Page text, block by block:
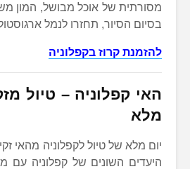
מסורתית של אוכל מבושל, המון
בסיום הסיור, תחזרו לנמל ארגוסטולי
להזמנת קרוז בקפלוניה
האי קפלוניה – טיול
מלא
יום מלא של טיול לקפלוניה מהאי
היעדים השונים של קפלוניה עם